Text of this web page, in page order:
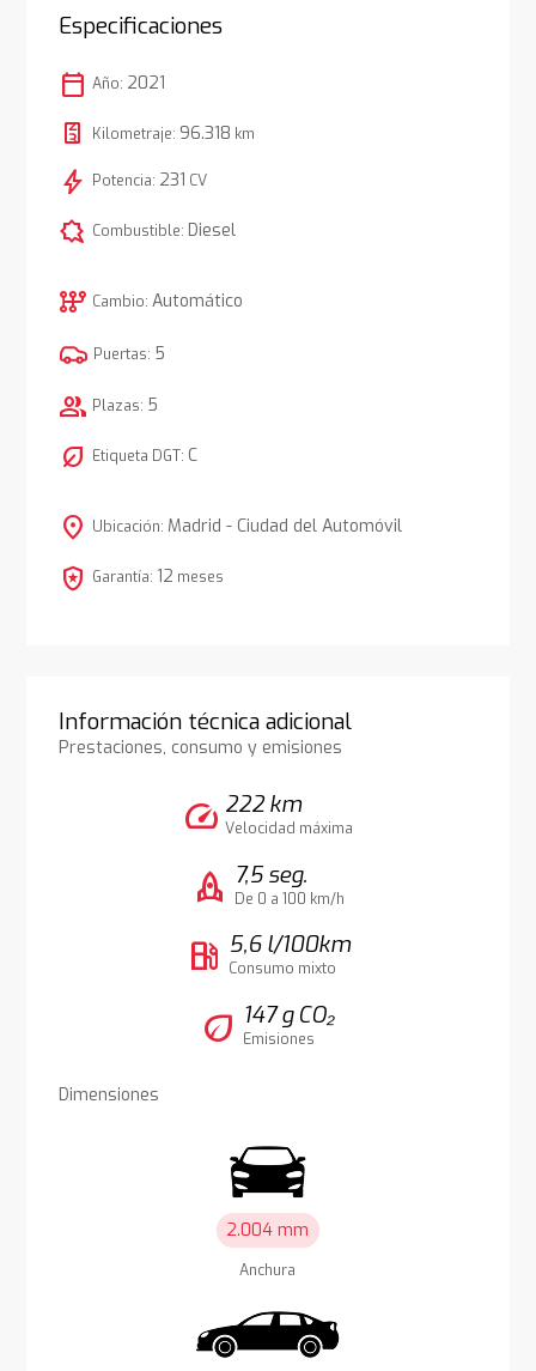
Especificaciones
calendar_today Año: 2021
Kilometraje: 96.318 km
bolt Potencia: 231 CV
comic_bubble Combustible: Diesel
auto_transmission Cambio: Automático
Puertas: 5
group Plazas: 5
nest_eco_leaf Etiqueta DGT: C
location_on Ubicación: Madrid - Ciudad del Automóvil
local_police Garantía: 12 meses
Información técnica adicional
Prestaciones, consumo y emisiones
speed 222 km
Velocidad máxima
rocket 7,5 seg.
De 0 a 100 km/h
local_gas_station 5,6 l/100km
Consumo mixto
eco 147 g CO₂
Emisiones
Dimensiones
2.004 mm
Anchura